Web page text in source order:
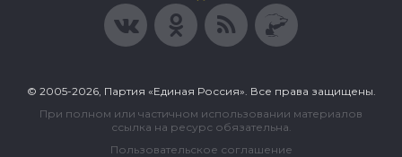
© 2005-2026, Партия «Единая Россия». Все права защищены.
При полном или частичном использовании материалов
ссылка на ресурс обязательна.
Пользовательское соглашение